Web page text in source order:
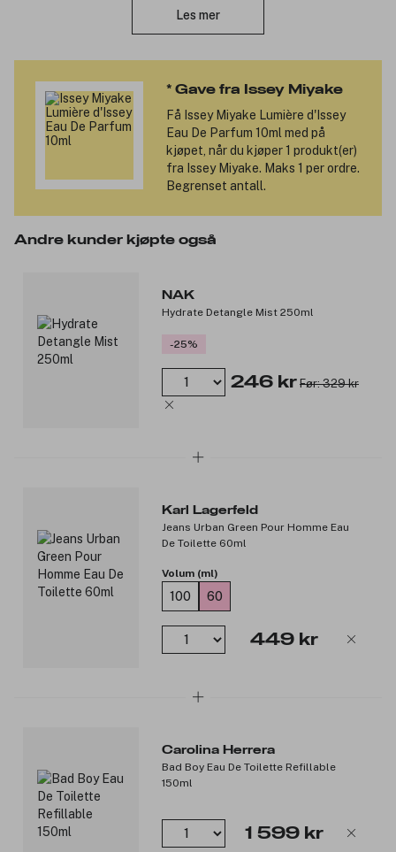
komponert av parfymør Marie Salamagne og åpner med en sprø
opprinnelse frem med en lysende renhet, inspirert av solvarm våt
stein. Basen avrundes med upcycled cedarwood, som tilfører en
treaktig amberdybde. Parfymen er vegansk og laget med 88 %
ingredienser av naturlig opprinnelse. Den ikoniske L'Eau D'Issey-
flasken er laget med 20 % resirkulert glass og har en grønn-til-
blå gradient som vekker assosiasjoner til vannets klarhet. Den
patenterte trekorken er laget av ett enkelt trestykke og fjerner
behovet for plastinnlegg. Den aquagrønne esken matcher
Duftnoter:
Bunnoter: Upcycled cedarwood.
Produktnummer:
Les mer
* Gave fra Issey Miyake
Få Issey Miyake Lumière d'Issey
Eau De Parfum 10mlmed på
kjøpet, når du kjøper 1 produkt(er)
fra Issey Miyake. Maks 1 per ordre.
Begrenset antall.
Andre kunder kjøpte også
NAK
Hydrate Detangle Mist 250ml
-25%
246 kr Før: 329 kr
Karl Lagerfeld
Jeans Urban Green Pour Homme Eau
De Toilette 60ml
Volum (ml)
100 60
449 kr
Carolina Herrera
Bad Boy Eau De Toilette Refillable
150ml
1 599 kr